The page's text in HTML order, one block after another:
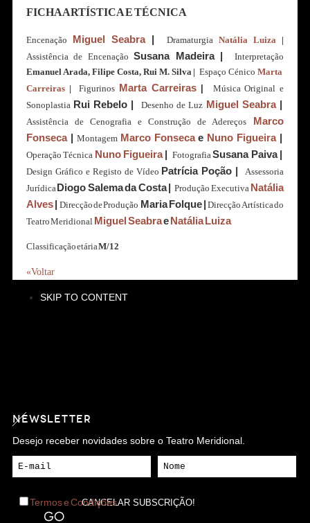
FICHA ARTÍSTICA E TÉCNICA
Encenação Miguel Seabra| Dramaturgia Natália Luiza |
Assistência de EncenaçãoSusana Madeira |Interpretação
Emanuel Arada, Filipe Costa, Rui M. Silva | Espaço CénicoMarta
Carreiras |Figurinos Marta Carreiras| Música Original e
Sonoplastia Rui Rebelo | Desenho de Luz Miguel Seabra|
Assistência de Cenografia e Construção de Adereços
Marco
Fonseca| Montagem Marco Fonsecae Nuno Figueira|
Operação Técnica Nuno Figueira|FotografiaSusana Paiva |
Design Gráfico e Registo de Vídeo Patrícia Poção | Assessoria
Jurídica Diogo Salema da Costa |Produção Executiva Natália
Alves Direcção de Produção Maria Folque |Direcção Artística do
Teatro Meridional Miguel Seabrae Natália Luiza
Classificação etáriaM/12
«Voltar
SKIP TO CONTENT
NEWSLETTER
Desejo receber novidades sobre o Teatro Meridional.
Termos e Condições